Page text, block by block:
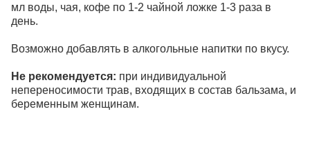
мл воды, чая, кофе по 1-2 чайной ложке 1-3 раза в
день.
Возможно добавлять в алкогольные напитки по вкусу.
Не рекомендуется: при индивидуальной
непереносимости трав, входящих в состав бальзама, и
беременным женщинам.